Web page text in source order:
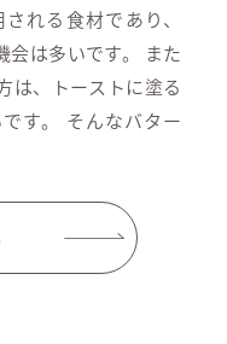
れる食材であり、
会は多いです。 また
は、トーストに塗る
す。 そんなバター